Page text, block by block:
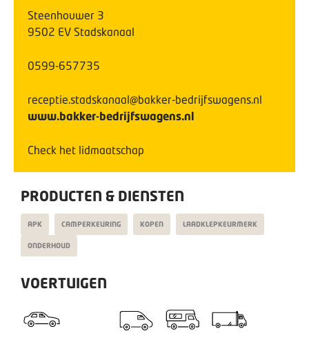
Steenhouwer 3
9502 EV Stadskanaal
0599-657735
receptie.stadskanaal@bakker-bedrijfswagens.nl
www.bakker-bedrijfswagens.nl
Check het lidmaatschap
PRODUCTEN & DIENSTEN
APK CAMPERKEURING KOPEN LAADKLEPKEURMERK
ONDERHOUD
VOERTUIGEN